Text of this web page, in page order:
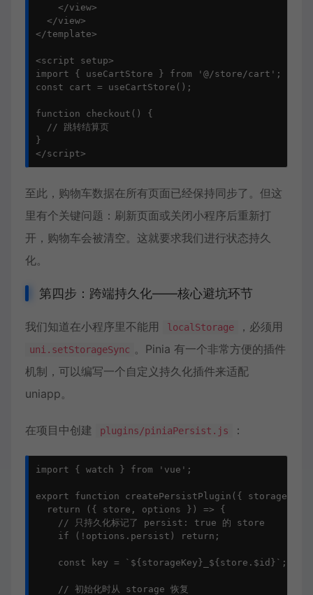
    </view>
  </view>
</template>
<script setup>
import { useCartStore } from '@/store/cart';
const cart = useCartStore();
function checkout() {
  // 跳转结算页
}
</script>
至此，购物车数据在所有页面已经保持同步了。但这
里有个关键问题：刷新页面或关闭小程序后重新打
开，购物车会被清空。这就要求我们进行状态持久
化。
第四步：跨端持久化——核心避坑环节
我们知道在小程序里不能用 localStorage ，必须用
uni.setStorageSync 。Pinia 有一个非常方便的插件
机制，可以编写一个自定义持久化插件来适配
uniapp。
在项目中创建 plugins/piniaPersist.js ：
import { watch } from 'vue';
export function createPersistPlugin({
  return ({ store, options }) => {
    // 只持久化标记了 persist: true 的 store
    if (!options.persist) return;
    const key = `${storageKey}_${store.$id}`;
    // 初始化时从 storage 恢复